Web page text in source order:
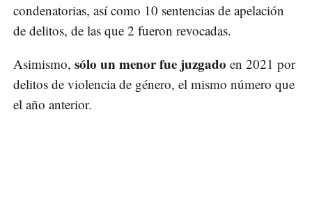
condenatorias, así como 10 sentencias de apelación
de delitos, de las que 2 fueron revocadas.
Asimismo, sólo un menor fue juzgado en 2021 por
delitos de violencia de género, el mismo número que
el año anterior.